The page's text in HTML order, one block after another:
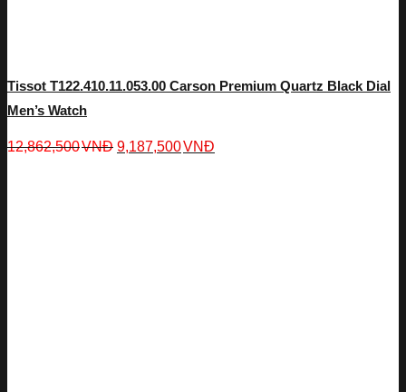
Tissot T122.410.11.053.00 Carson Premium Quartz Black Dial
Men’s Watch
12,862,500VNĐ 9,187,500VNĐ